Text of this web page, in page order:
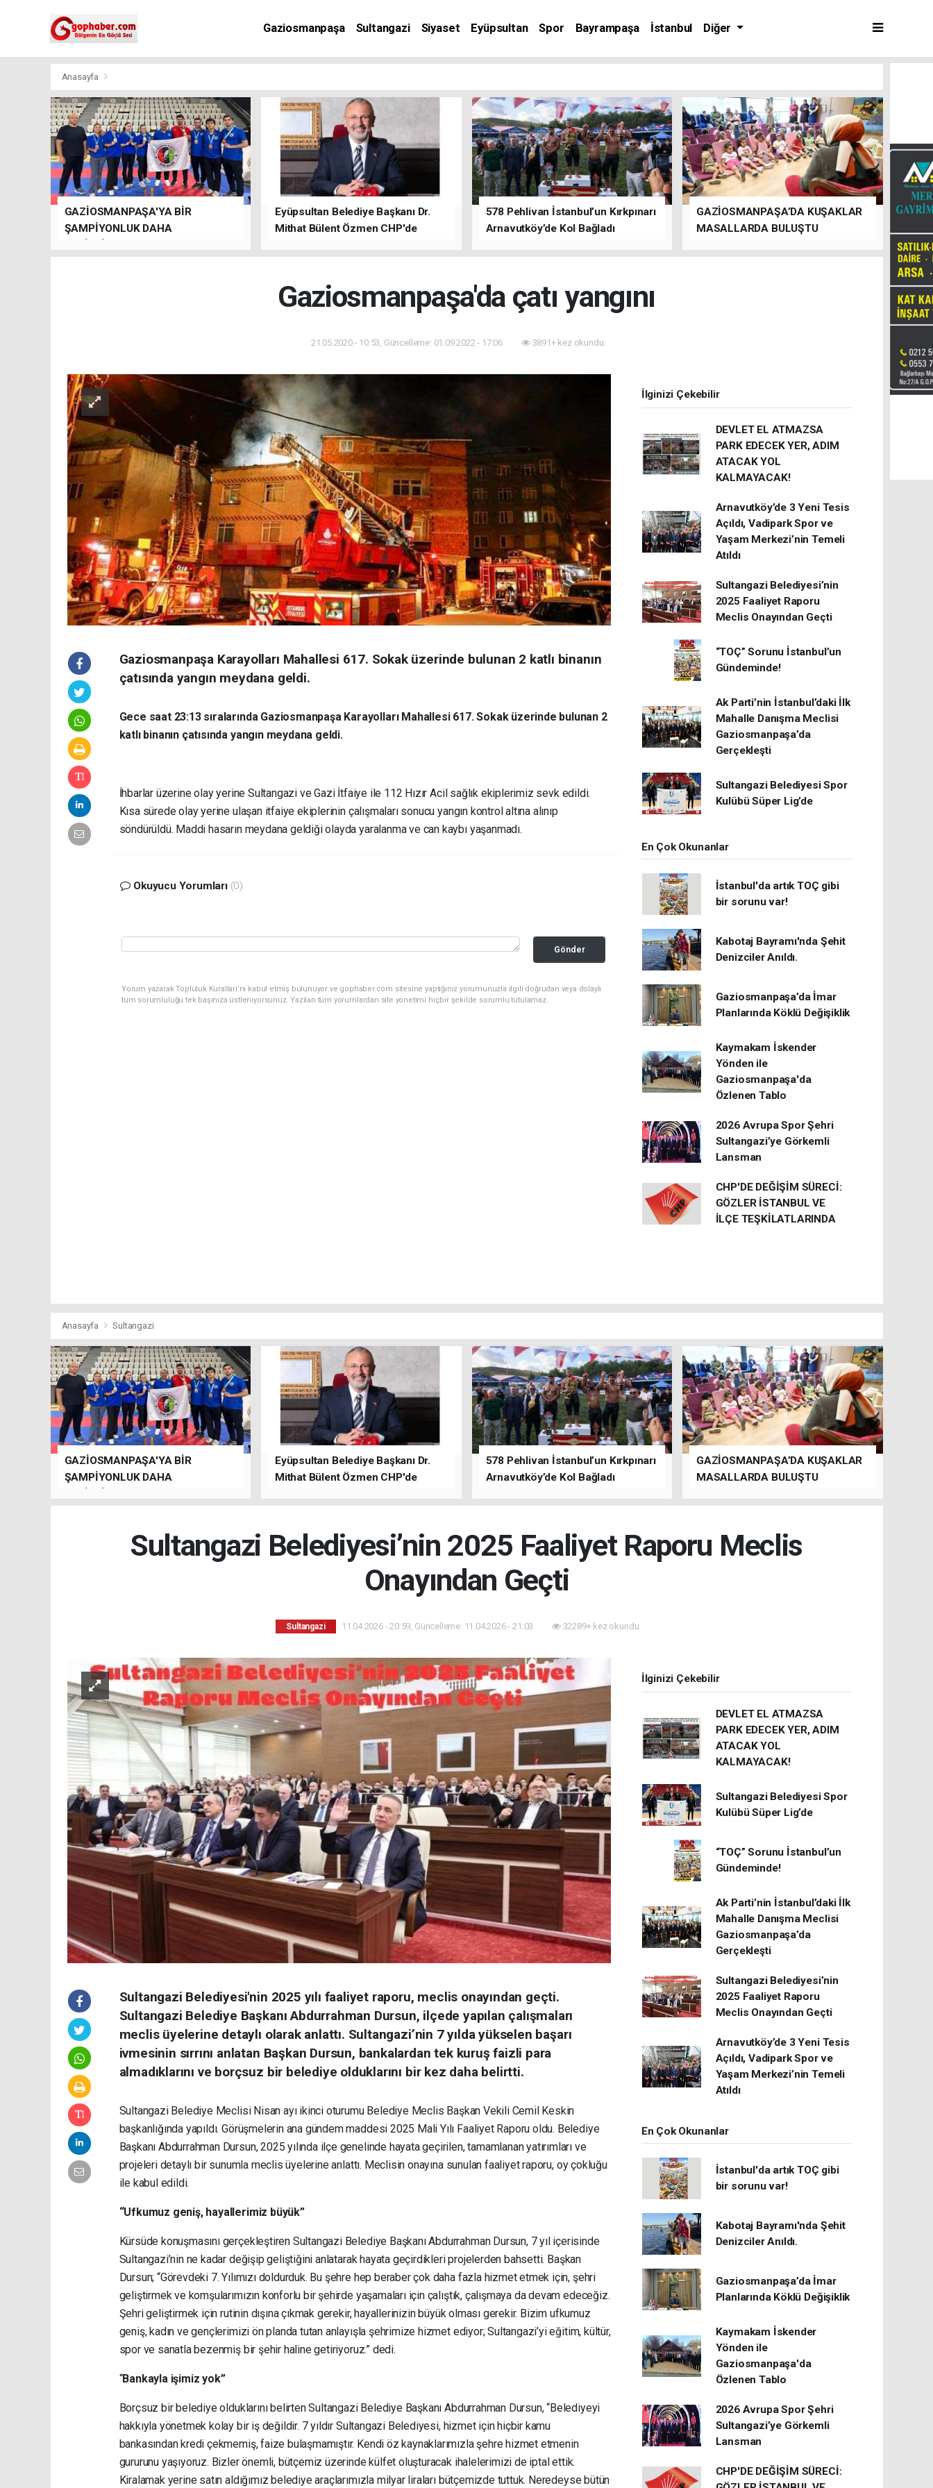
Gaziosmanpaşa Sultangazi Siyaset Eyüpsultan Spor Bayrampaşa İstanbul Diğer
Anasayfa
GAZİOSMANPAŞA'YA BİR
ŞAMPİYONLUK DAHA
Eyüpsultan Belediye Başkanı Dr.
Mithat Bülent Özmen CHP'de
578 Pehlivan İstanbul’un Kırkpınarı
Arnavutköy’de Kol Bağladı
GAZİOSMANPAŞA’DA KUŞAKLAR
MASALLARDA BULUŞTU
Gaziosmanpaşa'da çatı yangını
21.05.2020 - 10:53, Güncelleme: 01.09.2022 - 17:06 3891+ kez okundu.
Gaziosmanpaşa Karayolları Mahallesi 617. Sokak üzerinde bulunan 2 katlı binanın
çatısında yangın meydana geldi.
Gece saat 23:13 sıralarında Gaziosmanpaşa Karayolları Mahallesi 617. Sokak üzerinde bulunan 2
katlı binanın çatısında yangın meydana geldi.
İhbarlar üzerine olay yerine Sultangazi ve Gazi İtfaiye ile 112 Hızır Acil sağlık ekiplerimiz sevk edildi.
Kısa sürede olay yerine ulaşan itfaiye ekiplerinin çalışmaları sonucu yangın kontrol altına alınıp
söndürüldü. Maddi hasarın meydana geldiği olayda yaralanma ve can kaybı yaşanmadı.
Okuyucu Yorumları (0)
Gönder
Yorum yazarak Topluluk Kuralları’nı kabul etmiş bulunuyor ve gophaber.com sitesine yaptığınız yorumunuzla ilgili doğrudan veya dolaylı
tüm sorumluluğu tek başınıza üstleniyorsunuz. Yazılan tüm yorumlardan site yönetimi hiçbir şekilde sorumlu tutulamaz.
İlginizi Çekebilir
DEVLET EL ATMAZSA
PARK EDECEK YER, ADIM
ATACAK YOL
KALMAYACAK!
Arnavutköy’de 3 Yeni Tesis
Açıldı, Vadipark Spor ve
Yaşam Merkezi’nin Temeli
Atıldı
Sultangazi Belediyesi’nin
2025 Faaliyet Raporu
Meclis Onayından Geçti
“TOÇ” Sorunu İstanbul’un
Gündeminde!
Ak Parti’nin İstanbul’daki İlk
Mahalle Danışma Meclisi
Gaziosmanpaşa’da
Gerçekleşti
Sultangazi Belediyesi Spor
Kulübü Süper Lig’de
En Çok Okunanlar
İstanbul'da artık TOÇ gibi
bir sorunu var!
Kabotaj Bayramı'nda Şehit
Denizciler Anıldı.
Gaziosmanpaşa’da İmar
Planlarında Köklü Değişiklik
Kaymakam İskender
Yönden ile
Gaziosmanpaşa'da
Özlenen Tablo
2026 Avrupa Spor Şehri
Sultangazi’ye Görkemli
Lansman
CHP'DE DEĞİŞİM SÜRECİ:
GÖZLER İSTANBUL VE
İLÇE TEŞKİLATLARINDA
Anasayfa Sultangazi
GAZİOSMANPAŞA'YA BİR
ŞAMPİYONLUK DAHA
Eyüpsultan Belediye Başkanı Dr.
Mithat Bülent Özmen CHP'de
578 Pehlivan İstanbul’un Kırkpınarı
Arnavutköy’de Kol Bağladı
GAZİOSMANPAŞA’DA KUŞAKLAR
MASALLARDA BULUŞTU
Sultangazi Belediyesi’nin 2025 Faaliyet Raporu Meclis
Onayından Geçti
Sultangazi 11.04.2026 - 20:59, Güncelleme: 11.04.2026 - 21:03 32289+ kez okundu.
Sultangazi Belediyesi'nin 2025 yılı faaliyet raporu, meclis onayından geçti.
Sultangazi Belediye Başkanı Abdurrahman Dursun, ilçede yapılan çalışmaları
meclis üyelerine detaylı olarak anlattı. Sultangazi’nin 7 yılda yükselen başarı
ivmesinin sırrını anlatan Başkan Dursun, bankalardan tek kuruş faizli para
almadıklarını ve borçsuz bir belediye olduklarını bir kez daha belirtti.
Sultangazi Belediye Meclisi Nisan ayı ikinci oturumu Belediye Meclis Başkan Vekili Cemil Keskin
başkanlığında yapıldı. Görüşmelerin ana gündem maddesi 2025 Mali Yılı Faaliyet Raporu oldu. Belediye
Başkanı Abdurrahman Dursun, 2025 yılında ilçe genelinde hayata geçirilen, tamamlanan yatırımları ve
projeleri detaylı bir sunumla meclis üyelerine anlattı. Meclisin onayına sunulan faaliyet raporu, oy çokluğu
ile kabul edildi.
“Ufkumuz geniş, hayallerimiz büyük”
Kürsüde konuşmasını gerçekleştiren Sultangazi Belediye Başkanı Abdurrahman Dursun, 7 yıl içerisinde
Sultangazi’nin ne kadar değişip geliştiğini anlatarak hayata geçirdikleri projelerden bahsetti. Başkan
Dursun; “Görevdeki 7. Yılımızı doldurduk. Bu şehre hep beraber çok daha fazla hizmet etmek için, şehri
geliştirmek ve komşularımızın konforlu bir şehirde yaşamaları için çalıştık, çalışmaya da devam edeceğiz.
Şehri geliştirmek için rutinin dışına çıkmak gerekir, hayallerinizin büyük olması gerekir. Bizim ufkumuz
geniş, kadın ve gençlerimizi ön planda tutan anlayışla şehrimize hizmet ediyor; Sultangazi’yi eğitim, kültür,
spor ve sanatla bezenmiş bir şehir haline getiriyoruz.” dedi.
“Bankayla işimiz yok”
Borçsuz bir belediye olduklarını belirten Sultangazi Belediye Başkanı Abdurrahman Dursun, “Belediyeyi
hakkıyla yönetmek kolay bir iş değildir. 7 yıldır Sultangazi Belediyesi, hizmet için hiçbir kamu
bankasından kredi çekmemiş, faize bulaşmamıştır. Kendi öz kaynaklarımızla şehre hizmet etmenin
gururunu yaşıyoruz. Bizler önemli, bütçemiz üzerinde külfet oluşturacak ihalelerimizi de iptal ettik.
Kiralamak yerine satın aldığımız belediye araçlarımızla milyar liraları bütçemizde tuttuk. Neredeyse bütün
İlginizi Çekebilir
DEVLET EL ATMAZSA
PARK EDECEK YER, ADIM
ATACAK YOL
KALMAYACAK!
Sultangazi Belediyesi Spor
Kulübü Süper Lig’de
“TOÇ” Sorunu İstanbul’un
Gündeminde!
Ak Parti’nin İstanbul’daki İlk
Mahalle Danışma Meclisi
Gaziosmanpaşa’da
Gerçekleşti
Sultangazi Belediyesi’nin
2025 Faaliyet Raporu
Meclis Onayından Geçti
Arnavutköy’de 3 Yeni Tesis
Açıldı, Vadipark Spor ve
Yaşam Merkezi’nin Temeli
Atıldı
En Çok Okunanlar
İstanbul'da artık TOÇ gibi
bir sorunu var!
Kabotaj Bayramı'nda Şehit
Denizciler Anıldı.
Gaziosmanpaşa’da İmar
Planlarında Köklü Değişiklik
Kaymakam İskender
Yönden ile
Gaziosmanpaşa'da
Özlenen Tablo
2026 Avrupa Spor Şehri
Sultangazi’ye Görkemli
Lansman
CHP'DE DEĞİŞİM SÜRECİ: